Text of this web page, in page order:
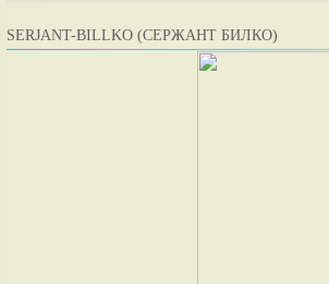
SERJANT-BILLKO (СЕРЖАНТ БИЛКО)